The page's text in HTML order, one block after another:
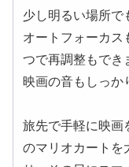
少し明るい場所で
オートフォーカス
つで再調整もでき
映画の音もしっか
旅先で手軽に映画
のマリオカートを